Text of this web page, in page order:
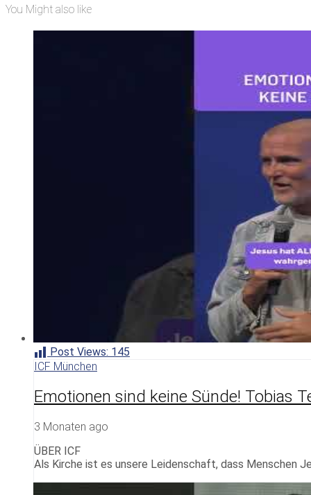
You Might also like
Post Views: 145
ICF München
Emotionen sind keine Sünde! Tobias
3 Monaten ago
ÜBER ICF
Als Kirche ist es unsere Leidenschaft, dass Menschen